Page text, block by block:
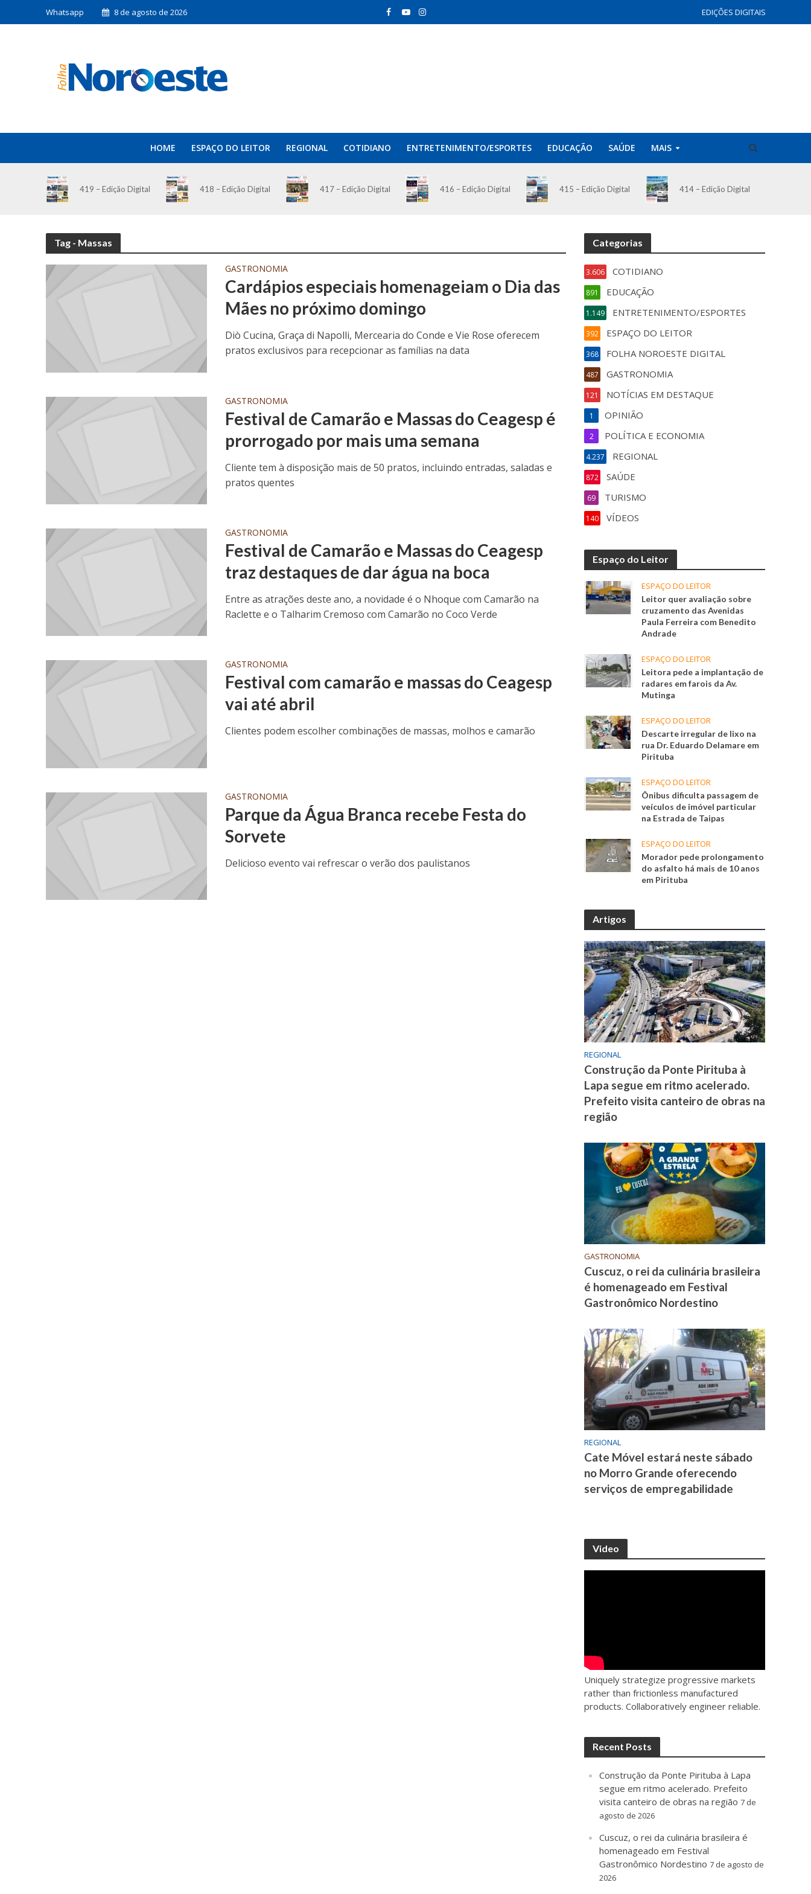
Whatsapp 8 de agosto de 2026 EDIÇÕES DIGITAIS
HOME ESPAÇO DO LEITOR REGIONAL COTIDIANO ENTRETENIMENTO/ESPORTES EDUCAÇÃO SAÚDE MAIS
419 – Edição Digital 418 – Edição Digital 417 – Edição Digital 416 – Edição Digital 415 – Edição Digital 414 – Edição Digital
Tag - Massas
GASTRONOMIA
Cardápios especiais homenageiam o Dia das
Mães no próximo domingo
Diò Cucina, Graça di Napolli, Mercearia do Conde e Vie Rose oferecem
pratos exclusivos para recepcionar as famílias na data
GASTRONOMIA
Festival de Camarão e Massas do Ceagesp é
prorrogado por mais uma semana
Cliente tem à disposição mais de 50 pratos, incluindo entradas, saladas e
pratos quentes
GASTRONOMIA
Festival de Camarão e Massas do Ceagesp
traz destaques de dar água na boca
Entre as atrações deste ano, a novidade é o Nhoque com Camarão na
Raclette e o Talharim Cremoso com Camarão no Coco Verde
GASTRONOMIA
Festival com camarão e massas do Ceagesp
vai até abril
Clientes podem escolher combinações de massas, molhos e camarão
GASTRONOMIA
Parque da Água Branca recebe Festa do
Sorvete
Delicioso evento vai refrescar o verão dos paulistanos
Categorias
COTIDIANO
3.606
EDUCAÇÃO
891
ENTRETENIMENTO/ESPORTES
1.149
ESPAÇO DO LEITOR
392
FOLHA NOROESTE DIGITAL
368
GASTRONOMIA
487
NOTÍCIAS EM DESTAQUE
121
OPINIÃO
1
POLÍTICA E ECONOMIA
2
REGIONAL
4.237
SAÚDE
872
TURISMO
69
VÍDEOS
140
Espaço do Leitor
ESPAÇO DO LEITOR
Leitor quer avaliação sobre
cruzamento das Avenidas
Paula Ferreira com Benedito
Andrade
ESPAÇO DO LEITOR
Leitora pede a implantação de
radares em farois da Av.
Mutinga
ESPAÇO DO LEITOR
Descarte irregular de lixo na
rua Dr. Eduardo Delamare em
Pirituba
ESPAÇO DO LEITOR
Ônibus dificulta passagem de
veículos de imóvel particular
na Estrada de Taipas
ESPAÇO DO LEITOR
Morador pede prolongamento
do asfalto há mais de 10 anos
em Pirituba
Artigos
REGIONAL
Construção da Ponte Pirituba à
Lapa segue em ritmo acelerado.
Prefeito visita canteiro de obras na
região
GASTRONOMIA
Cuscuz, o rei da culinária brasileira
é homenageado em Festival
Gastronômico Nordestino
REGIONAL
Cate Móvel estará neste sábado
no Morro Grande oferecendo
serviços de empregabilidade
Video
Uniquely strategize progressive markets
rather than frictionless manufactured
products. Collaboratively engineer reliable.
Recent Posts
Construção da Ponte Pirituba à Lapa
segue em ritmo acelerado. Prefeito
visita canteiro de obras na região 7 de
agosto de 2026
Cuscuz, o rei da culinária brasileira é
homenageado em Festival
Gastronômico Nordestino 7 de agosto de
2026